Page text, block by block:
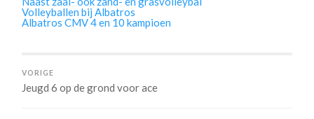
Volleyballen bij Albatros
Albatros CMV 4 en 10 kampioen
VORIGE
Jeugd 6 op de grond voor ace